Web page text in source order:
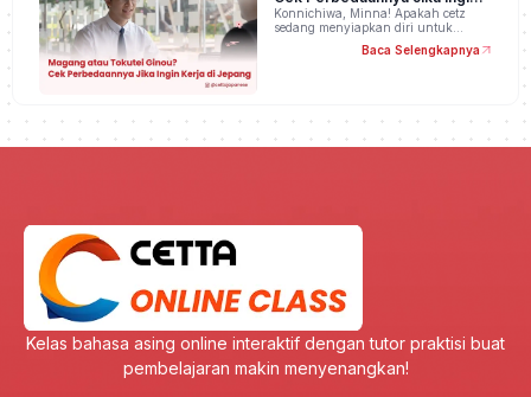
Kerja di Jepang
Konnichiwa, Minna! Apakah cetz
sedang menyiapkan diri untuk…
Baca Selengkapnya
Kelas bahasa asing online interaktif dengan tutor praktisi buat
pembelajaran makin menyenangkan!